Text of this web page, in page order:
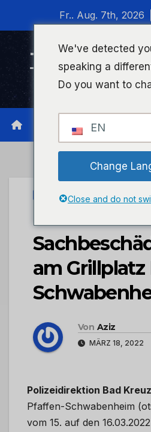
wechseln
Fr.. Aug. 7th, 2026
Timeline Bad
Infonetzwerk für
PRESSEPORTAL
POL-PDKH:
am
Von Aziz
MÄRZ 18, 2022
Polizeidirektion Bad
Pfaffen-Schwabenheim
vom 15. auf den
We've detected
speaking a
Do you want to
EN
Change
Close and do not